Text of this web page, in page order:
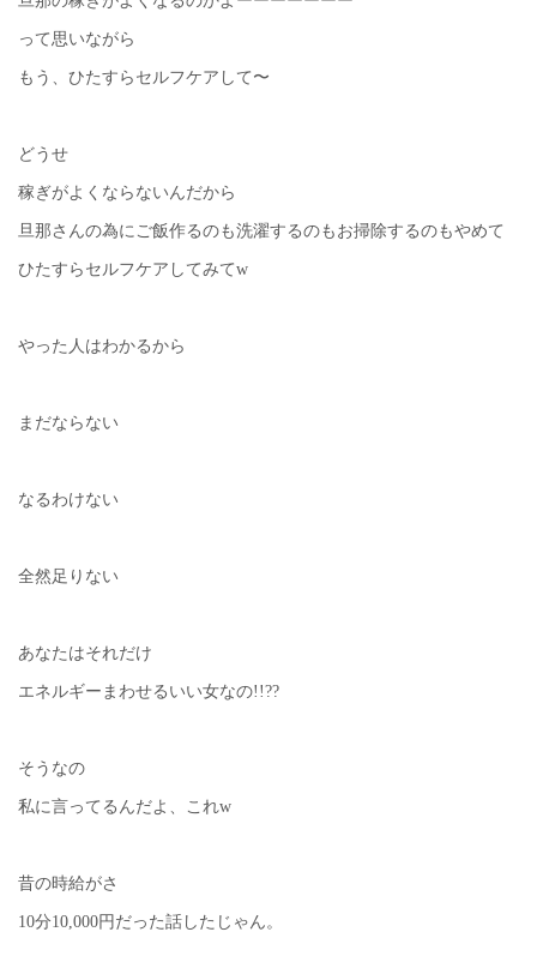
って思いながら
もう、ひたすらセルフケアして〜
どうせ
稼ぎがよくならないんだから
旦那さんの為にご飯作るのも洗濯するのもお掃除するのもやめて
ひたすらセルフケアしてみてw
やった人はわかるから
まだならない
なるわけない
全然足りない
あなたはそれだけ
エネルギーまわせるいい女なの!!??
そうなの
私に言ってるんだよ、これw
昔の時給がさ
10分10,000円だった話したじゃん。